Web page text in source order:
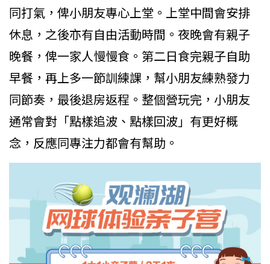
同打氣，俾小朋友專心上堂。上堂中間會安排
休息，之後亦有自由活動時間。夜晚會有親子
晚餐，俾一家人慢慢食。第二日食完親子自助
早餐，再上多一節訓練課，幫小朋友練熟發力
同節奏，最後退房返程。整個營玩完，小朋友
通常會對「點樣追波、點樣回波」有更好概
念，反應同專注力都會有幫助。